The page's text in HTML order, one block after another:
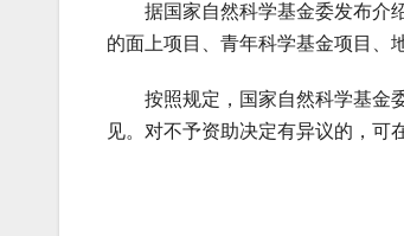
据国家自然科学基金委发布介绍
的面上项目、青年科学基金项目、
按照规定，国家自然科学基金委
见。对不予资助决定有异议的，可